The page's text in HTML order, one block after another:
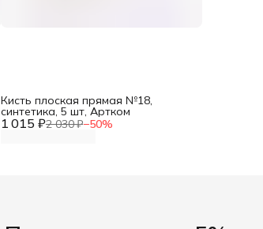
1 015 ₽2 030 ₽−50%
Кисть плоская прямая №18,
синтетика, 5 шт, Артком